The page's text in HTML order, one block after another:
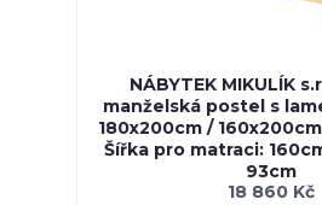
NÁBYTEK MIKULÍK
manželská postel s
180x200cm /
Šířka pro matraci:
93cm
18 860 Kč